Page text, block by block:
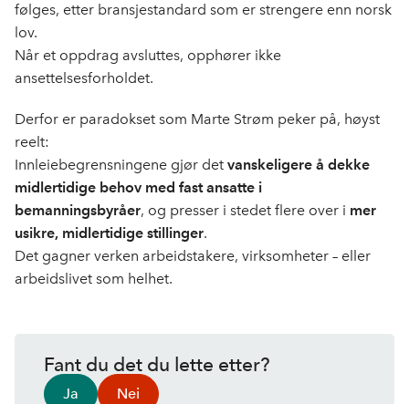
følges, etter bransjestandard som er strengere enn norsk
lov.
Når et oppdrag avsluttes, opphører ikke
ansettelsesforholdet.
Derfor er paradokset som Marte Strøm peker på, høyst
reelt:
Innleiebegrensningene gjør det vanskeligere å dekke
midlertidige behov med fast ansatte i
bemanningsbyråer, og presser i stedet flere over i mer
usikre, midlertidige stillinger.
Det gagner verken arbeidstakere, virksomheter – eller
arbeidslivet som helhet.
Fant du det du lette etter?
Ja Nei